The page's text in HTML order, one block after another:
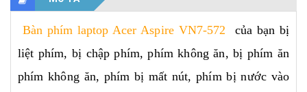
Bàn phím laptop Acer Aspire VN7-572
của bạn bị
liệt phím, bị chập phím, phím không ăn, bị phím ăn
phím không ăn, phím bị mất nút, phím bị nước vào